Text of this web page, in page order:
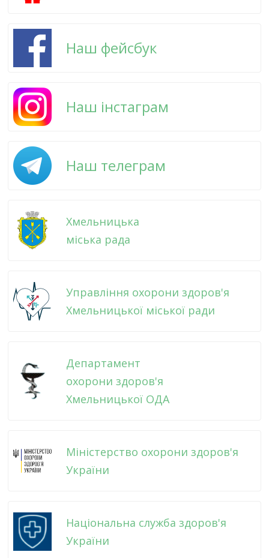
Наш фейсбук
Наш інстаграм
Наш телеграм
Хмельницька
міська рада
Управління охорони здоров'я
Хмельницької міської ради
Департамент
охорони здоров'я
Хмельницької ОДА
Міністерство охорони здоров'я
України
Національна служба здоров'я
України